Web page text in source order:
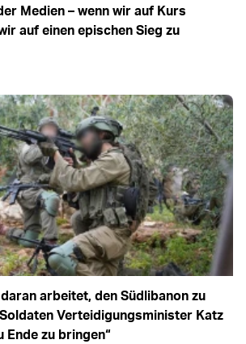
Medien – wenn wir auf Kurs
auf einen epischen Sieg zu
arbeitet, den Südlibanon zu
Verteidigungsminister Katz
Ende zu bringen“